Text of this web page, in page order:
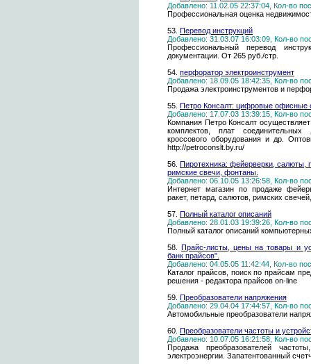
Добавлено: 11.02.05 22:37:04, Кол-во
Профессиональная оценка
53. Перевод инструкций
Добавлено: 31.03.07 16:03:09, Кол-во
Профессиональный перевод
документации. От 265 руб./стр.
54. перфоратор электроинструмент
Добавлено: 18.09.05 18:42:35, Кол-во
Продажа электроинструментов и
55. Петро Консалт: цифровые офисные
Добавлено: 17.07.03 13:39:15, Кол-во
Компания Петро Консалт
комплектов, плат соединительных
кроссового оборудования и др.
http://petroconslt.by.ru/
56. Пиротехника: фейерверки, салюты,
римские свечи, фонтаны.
Добавлено: 06.10.05 13:26:58, Кол-во
Интернет магазин по продаже
ракет, петард, салютов, римских
57. Полный каталог описаний
Добавлено: 28.01.03 19:39:26, Кол-во
Полный каталог описаний
58.Прайс-листы, цены на товары и
банк прайсов".
Добавлено: 04.05.05 11:42:44, Кол-во
Каталог прайсов, поиск по прайсам
решения - редактора прайсов on-line
59. Преобразователи напряжения
Добавлено: 29.04.04 17:44:57, Кол-во
Автомобильные преобразователи
60. Преобразователи частоты и
Добавлено: 10.07.05 16:21:58, Кол-во
Продажа преобразователей
электроэнергии. Запатентованный